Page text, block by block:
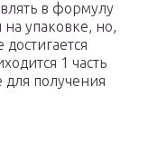
в формулу
упаковке, но,
1 часть
для получения